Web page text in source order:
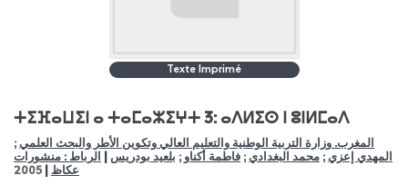
Texte Imprimé
ⵜⵉⴼⴰⵡⵉⵏ ⴰ ⵜⴰⵎⴰⵣⵉⵖⵜ 3: ⴰⴷⵍⵉⵙ ⵏ ⵓⵏⵍⵎⴰⴷ
المغرب. وزارة التربية الوطنية والتعليم العالي وتكوين الأطر والبحث العلمي ;
المهدي إعزي ; محمد البغدادي ; فاطمة أكناو ; بلعيد بودريس
الرباط : منشورات
عكاظ
2005